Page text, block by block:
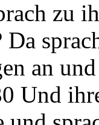
zu
Da
an
Und